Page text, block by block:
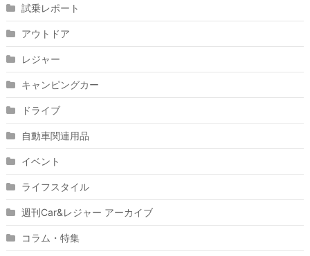
試乗レポート
アウトドア
レジャー
キャンピングカー
ドライブ
自動車関連用品
イベント
ライフスタイル
週刊Car&レジャー アーカイブ
コラム・特集